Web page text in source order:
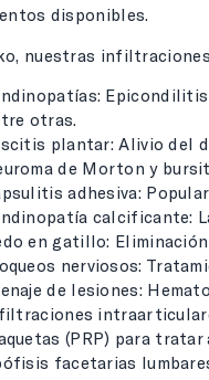
disponibles.
nuestras
otras.
plantar: Alivio del
de Morton y
adhesiva:
calcificante:
en gatillo:
nerviosos:
de lesiones:
(PRP) para
facetarias